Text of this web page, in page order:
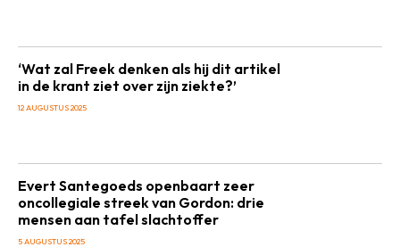
‘Wat zal Freek denken als hij dit artikel
in de krant ziet over zijn ziekte?’
12 AUGUSTUS 2025
Evert Santegoeds openbaart zeer
oncollegiale streek van Gordon: drie
mensen aan tafel slachtoffer
5 AUGUSTUS 2025